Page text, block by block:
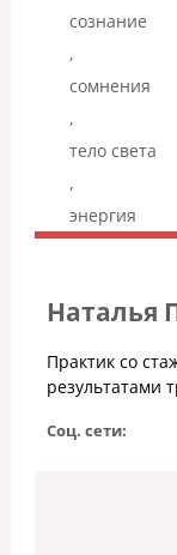
сознание
,
сомнения
,
тело света
,
энергия
Наталья
Практик со
результатами
Соц. сети: